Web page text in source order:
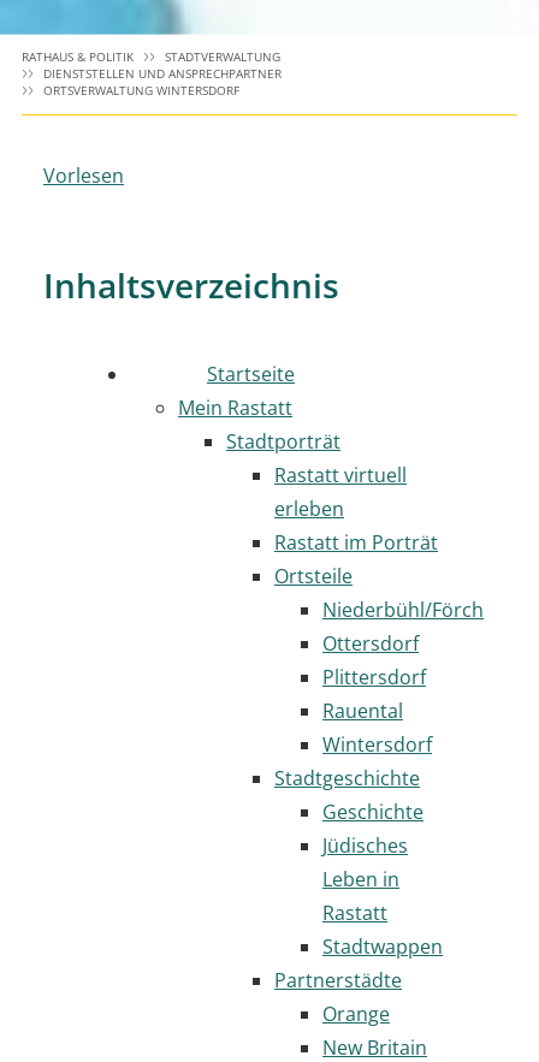
RATHAUS & POLITIK
STADTVERWALTUNG
DIENSTSTELLEN UND ANSPRECHPARTNER
ORTSVERWALTUNG WINTERSDORF
Vorlesen
Inhaltsverzeichnis
Startseite
Mein Rastatt
Stadtporträt
Rastatt virtuell
erleben
Rastatt im Porträt
Ortsteile
Niederbühl/Förch
Ottersdorf
Plittersdorf
Rauental
Wintersdorf
Stadtgeschichte
Geschichte
Jüdisches
Leben in
Rastatt
Stadtwappen
Partnerstädte
Orange
New Britain